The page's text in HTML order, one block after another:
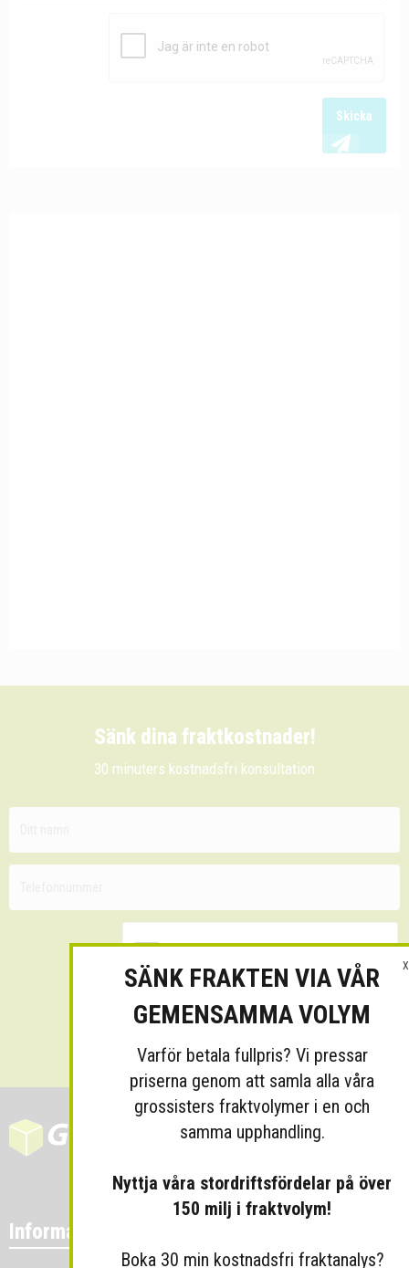
Skicka
Sänk dina fraktkostnader!
30 minuters kostnadsfri konsultation
Skicka
Information
X
SÄNK FRAKTEN VIA VÅR
GEMENSAMMA VOLYM
Varför betala fullpris? Vi pressar
priserna genom att samla alla våra
grossisters fraktvolymer i en och
samma upphandling.
Nyttja våra stordriftsfördelar på över
150 milj i fraktvolym!
Boka 30 min kostnadsfri fraktanalys?